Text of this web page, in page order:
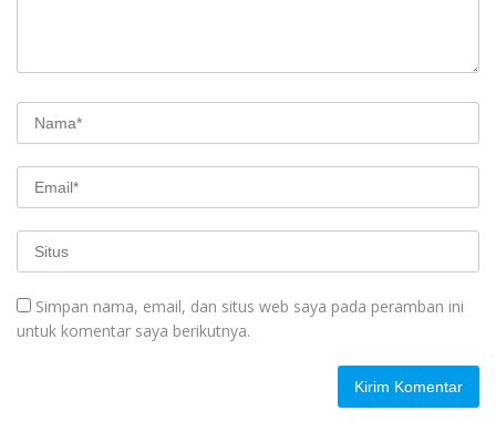
Simpan nama, email, dan situs web saya pada peramban ini
untuk komentar saya berikutnya.